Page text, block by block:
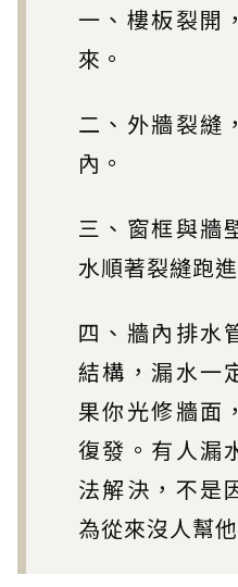
一、樓板裂開
來。
二、外牆裂縫
內。
三、窗框與牆
水順著裂縫跑進
四、牆內排水
結構，漏水一
果你光修牆面
復發。有人漏
法解決，不是
為從來沒人幫